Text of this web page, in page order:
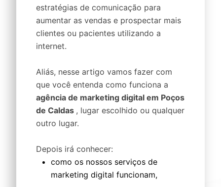
estratégias de comunicação para
aumentar as vendas e prospectar mais
clientes ou pacientes utilizando a
internet.
Aliás, nesse artigo vamos fazer com
que você entenda como funciona a
agência de marketing digital em Poços
de Caldas , lugar escolhido ou qualquer
outro lugar.
Depois irá conhecer:
como os nossos serviços de
marketing digital funcionam,